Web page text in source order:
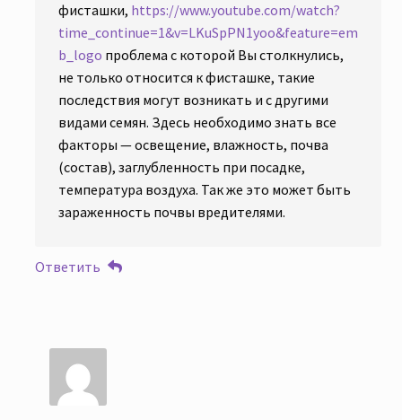
фисташки, https://www.youtube.com/watch?
time_continue=1&v=LKuSpPN1yoo&feature=em
b_logo проблема с которой Вы столкнулись,
не только относится к фисташке, такие
последствия могут возникать и с другими
видами семян. Здесь необходимо знать все
факторы — освещение, влажность, почва
(состав), заглубленность при посадке,
температура воздуха. Так же это может быть
зараженность почвы вредителями.
Ответить